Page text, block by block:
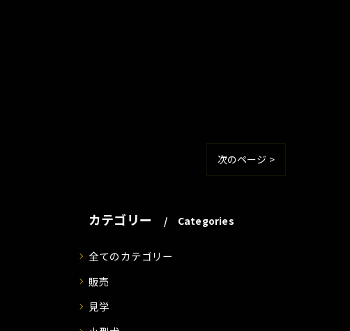
次のページ >
カテゴリー Categories
全てのカテゴリー
販売
見学